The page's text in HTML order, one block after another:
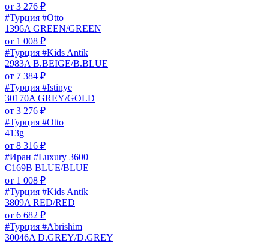
от 3 276 ₽
#Турция #Otto
1396A GREEN/GREEN
от 1 008 ₽
#Турция #Kids Antik
2983A B.BEIGE/B.BLUE
от 7 384 ₽
#Турция #Istinye
30170A GREY/GOLD
от 3 276 ₽
#Турция #Otto
413g
от 8 316 ₽
#Иран #Luxury 3600
C169B BLUE/BLUE
от 1 008 ₽
#Турция #Kids Antik
3809A RED/RED
от 6 682 ₽
#Турция #Abrishim
30046A D.GREY/D.GREY